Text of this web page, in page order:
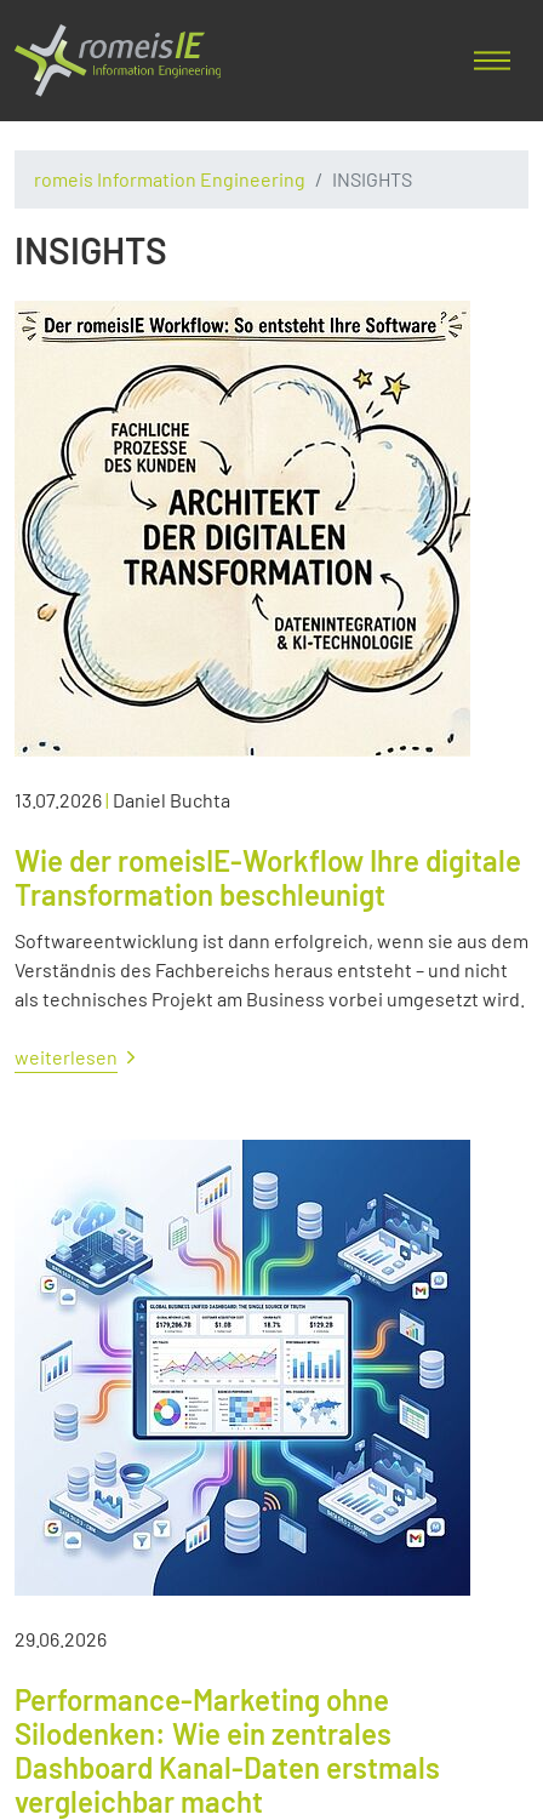
romeis Information Engineering INSIGHTS
INSIGHTS
13.07.2026| Daniel Buchta
Wie der romeisIE-Workflow Ihre digitale
Transformation beschleunigt
Softwareentwicklung ist dann erfolgreich, wenn sie aus dem
Verständnis des Fachbereichs heraus entsteht – und nicht
als technisches Projekt am Business vorbei umgesetzt wird.
weiterlesen
29.06.2026
Performance-Marketing ohne
Silodenken: Wie ein zentrales
Dashboard Kanal-Daten erstmals
vergleichbar macht